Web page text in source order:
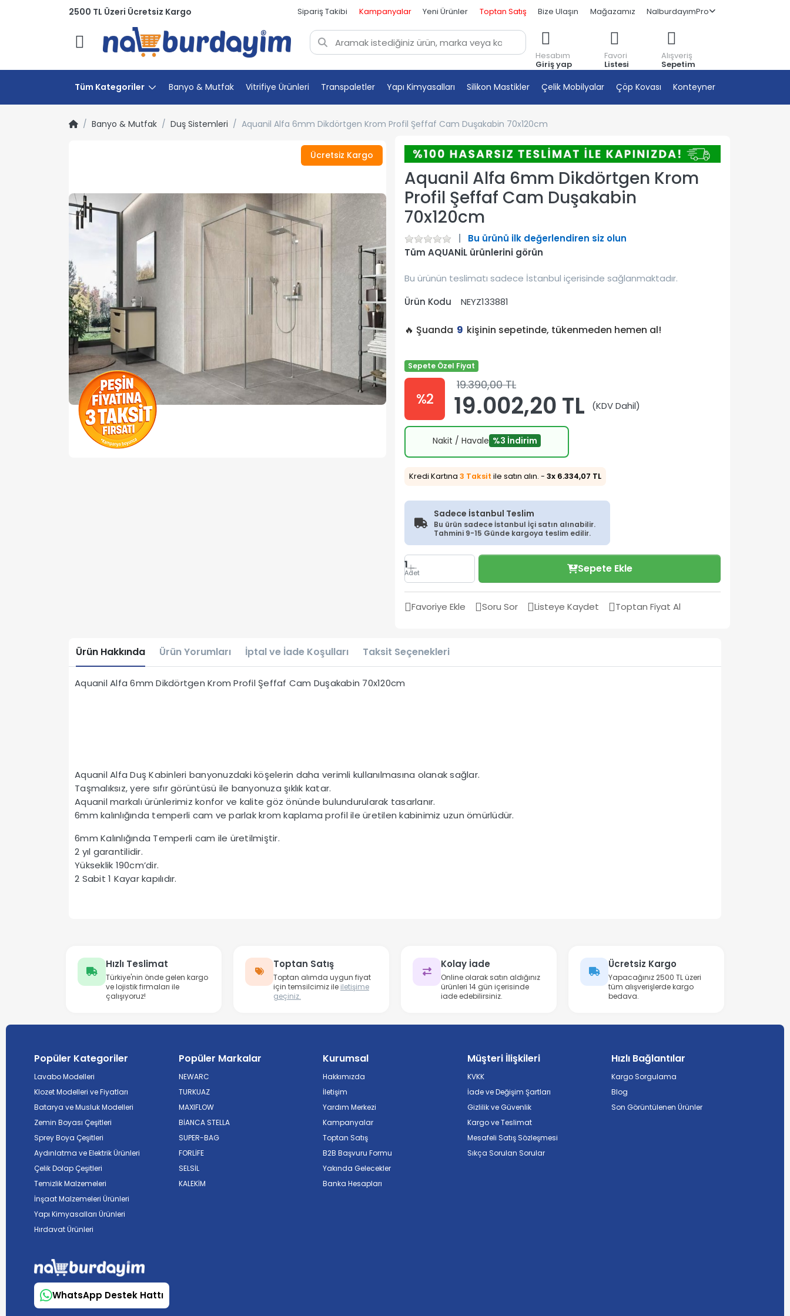
2500 TL Üzeri Ücretsiz Kargo Sipariş Takibi Kampanyalar Yeni Ürünler Toptan Satış Bize Ulaşın Mağazamız NalburdayımPro
Menü
Hesabım
Giriş yap
Favori
Listesi
Alışveriş
Sepetim
Tüm Kategoriler Banyo & Mutfak Vitrifiye Ürünleri Transpaletler Yapı Kimyasalları Silikon Mastikler Çelik Mobilyalar Çöp Kovası Konteyner
Banyo & Mutfak Duş Sistemleri Aquanil Alfa 6mm Dikdörtgen Krom Profil Şeffaf Cam Duşakabin 70x120cm
Ücretsiz Kargo
Aquanil Alfa 6mm Dikdörtgen Krom
Profil Şeffaf Cam Duşakabin
70x120cm
Bu ürünü ilk değerlendiren siz olun
Tüm AQUANİL ürünlerini görün
Bu ürünün teslimatı sadece İstanbul içerisinde sağlanmaktadır.
Ürün Kodu
NEYZ133881
🔥 Şuanda 9 kişinin sepetinde, tükenmeden hemen al!
Sepete Özel Fiyat
%2
19.390,00 TL
19.002,20 TL (KDV Dahil)
Nakit / Havale %3 İndirim
Kredi Kartına 3 Taksit ile satın alın. - 3x 6.334,07 TL
Sadece İstanbul Teslim
Bu ürün sadece İstanbul İçi satın alınabilir.
Tahmini 9-15 Günde kargoya teslim edilir.
1
Adet Sepete Ekle
Favoriye Ekle Soru Sor Listeye Kaydet Toptan Fiyat Al
Ürün Hakkında Ürün Yorumları İptal ve İade Koşulları Taksit Seçenekleri
Aquanil Alfa 6mm Dikdörtgen Krom Profil Şeffaf Cam Duşakabin 70x120cm
Aquanil Alfa Duş Kabinleri banyonuzdaki köşelerin daha verimli kullanılmasına olanak sağlar.
Taşmalıksız, yere sıfır görüntüsü ile banyonuza şıklık katar.
Aquanil markalı ürünlerimiz konfor ve kalite göz önünde bulundurularak tasarlanır.
6mm kalınlığında temperli cam ve parlak krom kaplama profil ile üretilen kabinimiz uzun ömürlüdür.
6mm Kalınlığında Temperli cam ile üretilmiştir.
2 yıl garantilidir.
Yükseklik 190cm’dir.
2 Sabit 1 Kayar kapılıdır.
Hızlı Teslimat
Türkiye'nin önde gelen kargo
ve lojistik firmaları ile
çalışıyoruz!
Toptan Satış
Toptan alımda uygun fiyat
için temsilcimiz ile iletişime
geçiniz.
Kolay İade
Online olarak satın aldığınız
ürünleri 14 gün içerisinde
iade edebilirsiniz.
Ücretsiz Kargo
Yapacağınız 2500 TL üzeri
tüm alışverişlerde kargo
bedava.
Popüler Kategoriler
Lavabo Modelleri
Klozet Modelleri ve Fiyatları
Batarya ve Musluk Modelleri
Zemin Boyası Çeşitleri
Sprey Boya Çeşitleri
Aydınlatma ve Elektrik Ürünleri
Çelik Dolap Çeşitleri
Temizlik Malzemeleri
İnşaat Malzemeleri Ürünleri
Yapı Kimyasalları Ürünleri
Hırdavat Ürünleri
Popüler Markalar
NEWARC
TURKUAZ
MAXIFLOW
BİANCA STELLA
SUPER-BAG
FORLİFE
SELSİL
KALEKİM
Kurumsal
Hakkımızda
İletişim
Yardım Merkezi
Kampanyalar
Toptan Satış
B2B Başvuru Formu
Yakında Gelecekler
Banka Hesapları
Müşteri İlişkileri
KVKK
İade ve Değişim Şartları
Gizlilik ve Güvenlik
Kargo ve Teslimat
Mesafeli Satış Sözleşmesi
Sıkça Sorulan Sorular
Hızlı Bağlantılar
Kargo Sorgulama
Blog
Son Görüntülenen Ürünler
WhatsApp Destek Hattı